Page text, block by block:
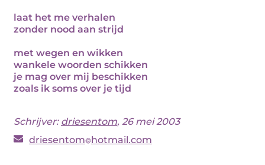
laat het me verhalen
zonder nood aan strijd
met wegen en wikken
wankele woorden schikken
je mag over mij beschikken
zoals ik soms over je tijd
Schrijver: driesentom, 26 mei 2003
driesentom hotmail.com